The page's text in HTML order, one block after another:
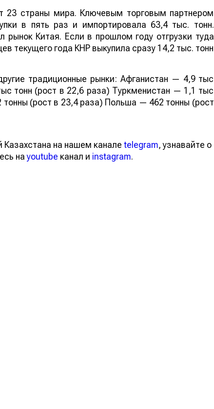
23 страны мира. Ключевым торговым партнером
в пять раз и импортировала 63,4 тыс. тонн.
рынок Китая. Если в прошлом году отгрузки туда
текущего года КНР выкупила сразу 14,2 тыс. тонн
традиционные рынки: Афганистан — 4,9 тыс
тонн (рост в 22,6 раза) Туркменистан — 1,1 тыс
(рост в 23,4 раза) Польша — 462 тонны (рост
на нашем канале telegram, узнавайте о
наyoutube канал и instagram.